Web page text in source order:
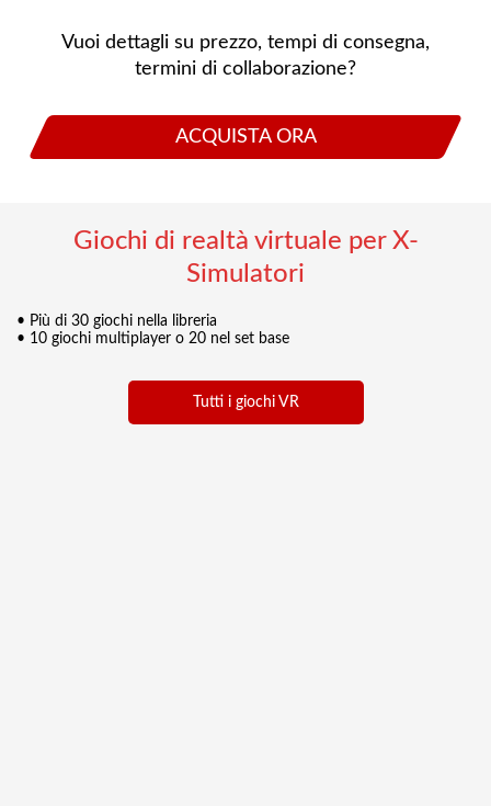
Vuoi dettagli su prezzo, tempi di consegna,
termini di collaborazione?
ACQUISTA ORA
Giochi di realtà virtuale per X-
Simulatori
• Più di 30 giochi nella libreria
• 10 giochi multiplayer o 20 nel set base
Tutti i giochi VR